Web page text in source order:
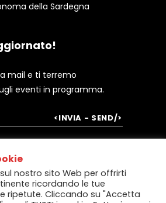
della Sardegna
mail e ti terremo
eventi in programma.
nostro sito Web per offrirti
ricordando le tue
ripetute. Cliccando su "Accetta